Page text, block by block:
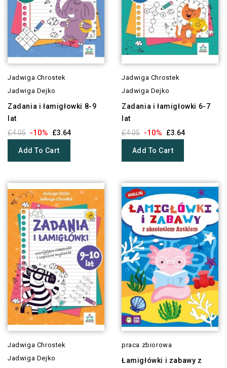
Jadwiga Chrostek
Jadwiga Dejko
Zadania i łamigłowki 8-9
lat
£4.05 -10% £3.64
Add To Cart
Jadwiga Chrostek
Jadwiga Dejko
Zadania i łamigłowki 6-7
lat
£4.05 -10% £3.64
Add To Cart
Jadwiga Chrostek
Jadwiga Dejko
praca zbiorowa
Łamigłówki i zabawy z